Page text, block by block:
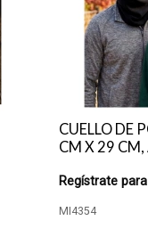
CUELLO DE
CM X 29 CM,
Regístrate
MI4354